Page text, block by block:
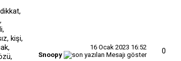
16 Ocak 2023 16:52
Snoopy
0